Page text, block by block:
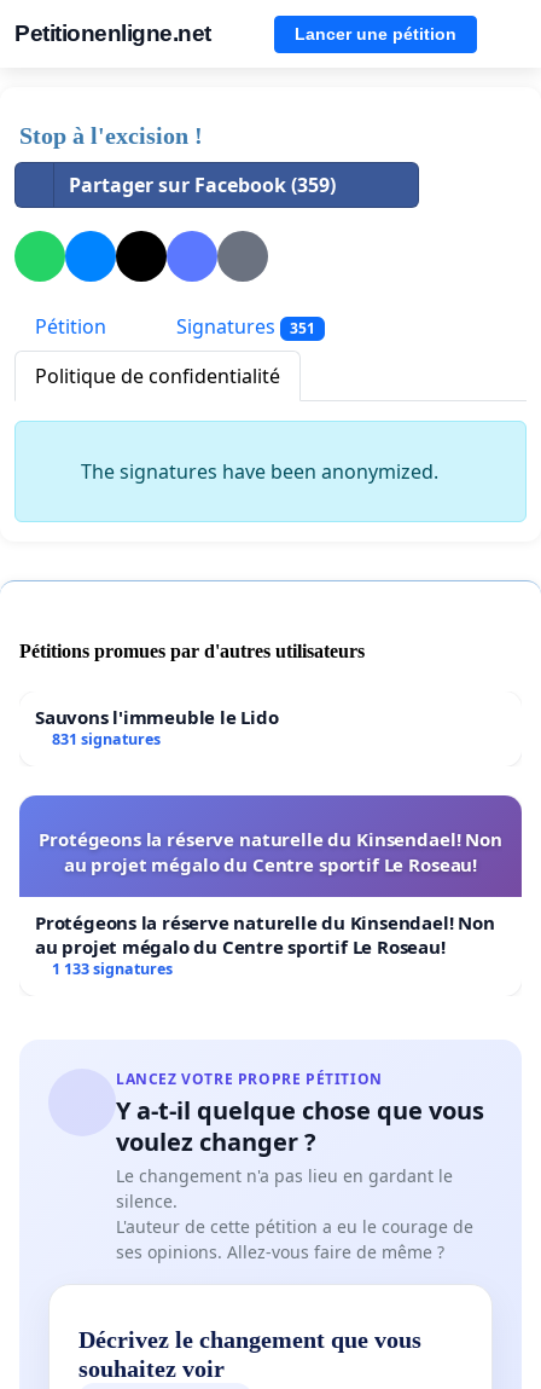
Petitionenligne.net Lancer une pétition
Stop à l'excision !
Partager sur Facebook (359)
Pétition Signatures 351
Politique de confidentialité
The signatures have been anonymized.
Pétitions promues par d'autres utilisateurs
Sauvons l'immeuble le Lido
831 signatures
Protégeons la réserve naturelle du Kinsendael! Non
au projet mégalo du Centre sportif Le Roseau!
Protégeons la réserve naturelle du Kinsendael! Non
au projet mégalo du Centre sportif Le Roseau!
1 133 signatures
LANCEZ VOTRE PROPRE PÉTITION
Y a-t-il quelque chose que vous
voulez changer ?
Le changement n'a pas lieu en gardant le
silence.
L'auteur de cette pétition a eu le courage de
ses opinions. Allez-vous faire de même ?
Décrivez le changement que vous
souhaitez voir